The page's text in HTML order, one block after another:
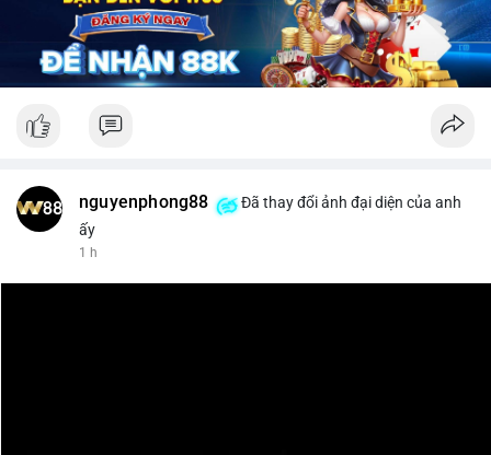
nguyenphong88
Đã thay đổi ảnh đại diện của anh
ấy
1 h